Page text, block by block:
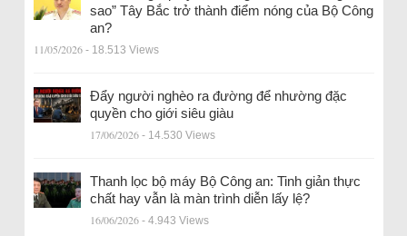
sao” Tây Bắc trở thành điểm nóng của Bộ Công
an?
11/05/2026 - 18.513 Views
Đẩy người nghèo ra đường để nhường đặc
quyền cho giới siêu giàu
17/06/2026 - 14.530 Views
Thanh lọc bộ máy Bộ Công an: Tinh giản thực
chất hay vẫn là màn trình diễn lấy lệ?
16/06/2026 - 4.943 Views